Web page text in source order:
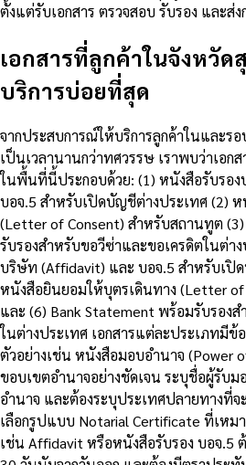
ตั้งแต่รับเอกสาร ตรวจสอบ รับรอง และส่ง
เอกสารที่ลูกค้าในจังหวัด
บริการบ่อยที่สุด
จากประสบการณ์ให้บริการลูกค้าในและร
เป็นเวลานานกว่าทศวรรษ เราพบว่าเอก
ในพื้นที่นี้ประกอบด้วย: (1) หนังสือรับรอ
บอจ.5 สำหรับเปิดบัญชีต่างประเทศ (2)
(Letter of Consent) สำหรับสถานทูต
รับรองสำหรับขอวีซ่าและขอเครดิตในต่า
บริษัท (Affidavit) และ บอจ.5 สำหรับเปิ
หนังสือยินยอมให้บุตรเดินทาง (Letter
และ (6) Bank Statement พร้อมรับรอง
ในต่างประเทศ เอกสารแต่ละประเภทมีข้
ตัวอย่างเช่น หนังสือมอบอำนาจ (Power
ขอบเขตอำนาจอย่างชัดเจน ระบุชื่อผู้รับม
อำนาจ และต้องระบุประเทศปลายทางที่จ
เลือกรูปแบบ Notarial Certificate ที่เหม
เช่น Affidavit หรือหนังสือรับรอง บอจ.5